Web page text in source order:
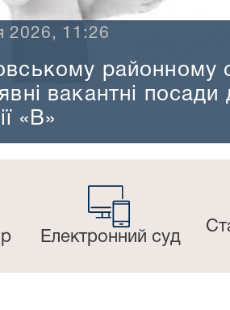
наявні вакантні
«В»
Електронний суд